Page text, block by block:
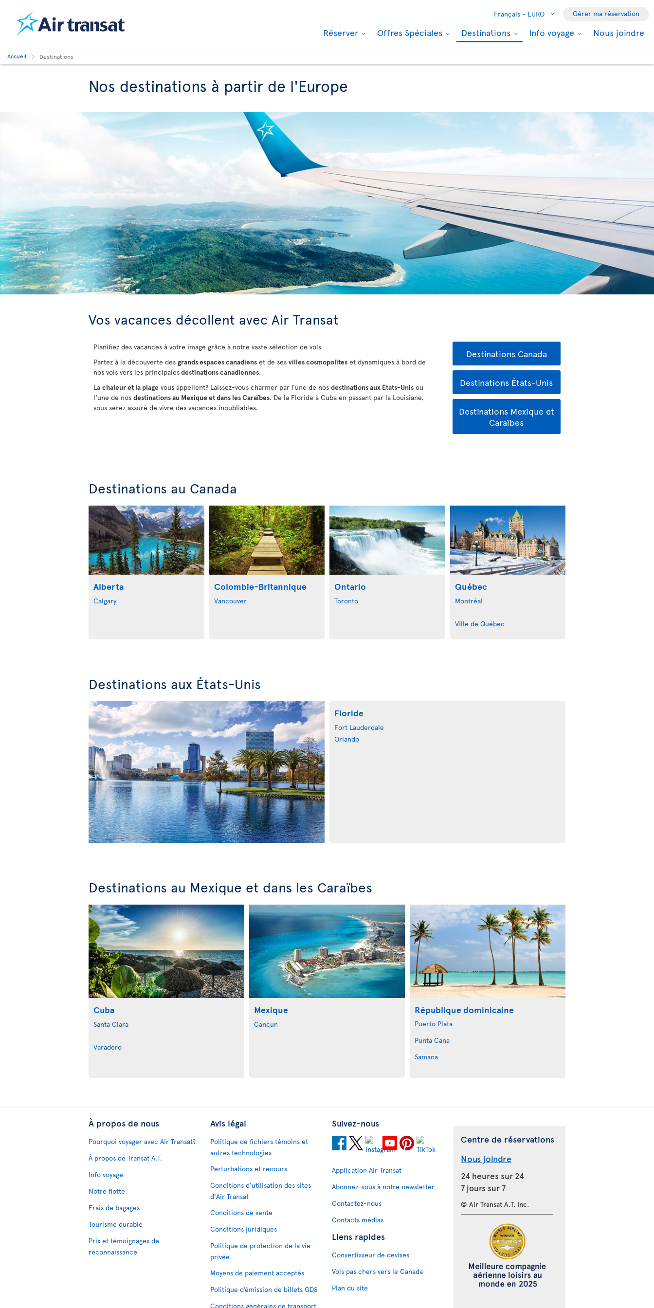
Français - EURO Gérer ma réservation
Réserver Offres Spéciales Destinations Info voyage Nous joindre
Accueil Destinations
Nos destinations à partir de l'Europe
Vos vacances décollent avec Air Transat
Planifiez des vacances à votre image grâce à notre vaste sélection de vols.
Partez à la découverte des grands espaces canadiens et de ses villes cosmopolites et dynamiques à bord de
nos vols vers les principalesdestinations canadiennes.
La chaleur et la plage vous appellent? Laissez-vous charmer par l’une de nos destinations aux États-Unis ou
l'une de nos destinations au Mexique et dans les Caraïbes. De la Floride à Cuba en passant par la Louisiane,
vous serez assuré de vivre des vacances inoubliables.
Destinations Canada
Destinations États-Unis
Destinations Mexique et
Caraïbes
Destinations au Canada
Alberta
Calgary
Colombie-Britannique
Vancouver
Ontario
Toronto
Québec
Montréal
Ville de Québec
Destinations aux États-Unis
Floride
Fort Lauderdale
Orlando
Destinations au Mexique et dans les Caraïbes
Cuba
Santa Clara
Varadero
Mexique
Cancun
République dominicaine
Puerto Plata
Punta Cana
Samana
À propos de nous
Pourquoi voyager avec Air Transat?
À propos de Transat A.T.
Info voyage
Notre flotte
Frais de bagages
Tourisme durable
Prix et témoignages de
reconnaissance
Avis légal
Politique de fichiers témoins et
autres technologies
Perturbations et recours
Conditions d’utilisation des sites
d'Air Transat
Conditions de vente
Conditions juridiques
Politique de protection de la vie
privée
Moyens de paiement acceptés
Politique d’émission de billets GDS
Conditions générales de transport
Suivez-nous
Application Air Transat
Abonnez-vous à notre newsletter
Contactez-nous
Contacts médias
Liens rapides
Convertisseur de devises
Vols pas chers vers le Canada
Plan du site
Centre de réservations
Nous joindre
24 heures sur 24
7 jours sur 7
© Air Transat A.T. Inc.